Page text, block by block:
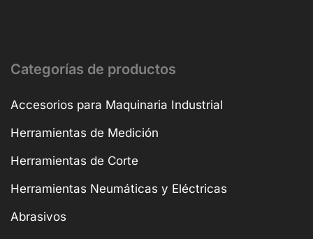
Categorías de productos
Accesorios para Maquinaria Industrial
Herramientas de Medición
Herramientas de Corte
Herramientas Neumáticas y Eléctricas
Abrasivos